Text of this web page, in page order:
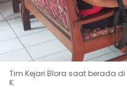
Tim Kejari Blora saat berada
K.